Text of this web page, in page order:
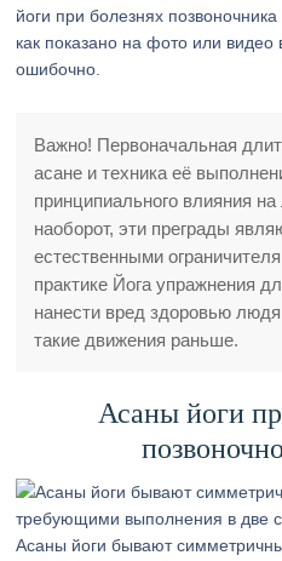
йоги при болезнях
как показано на фото или видео
ошибочно.
Важно! Первоначальная
асане и техника её
принципиального влияния
наоборот, эти преграды
естественными
практике Йога упражнения
нанести вред здоровью
такие движения раньше.
Асаны йоги
Асаны йоги бывают